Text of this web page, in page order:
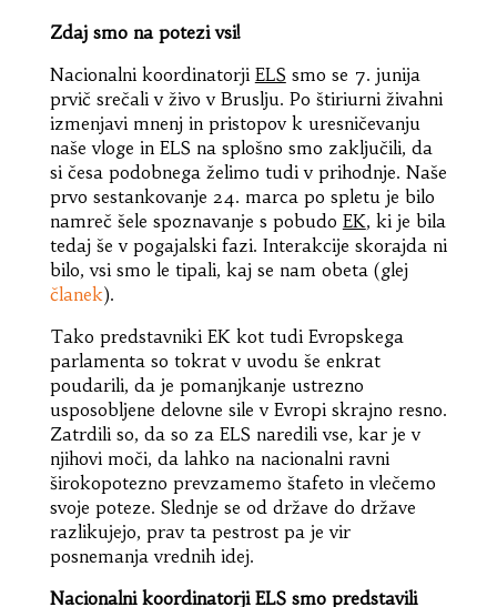
Zdaj smo na potezi vsi!
Nacionalni koordinatorji ELS smo se 7. junija
prvič srečali v živo v Bruslju. Po štiriurni živahni
izmenjavi mnenj in pristopov k uresničevanju
naše vloge in ELS na splošno smo zaključili, da
si česa podobnega želimo tudi v prihodnje. Naše
prvo sestankovanje 24. marca po spletu je bilo
namreč šele spoznavanje s pobudo EK, ki je bila
tedaj še v pogajalski fazi. Interakcije skorajda ni
bilo, vsi smo le tipali, kaj se nam obeta (glej
članek).
Tako predstavniki EK kot tudi Evropskega
parlamenta so tokrat v uvodu še enkrat
poudarili, da je pomanjkanje ustrezno
usposobljene delovne sile v Evropi skrajno resno.
Zatrdili so, da so za ELS naredili vse, kar je v
njihovi moči, da lahko na nacionalni ravni
širokopotezno prevzamemo štafeto in vlečemo
svoje poteze. Slednje se od države do države
razlikujejo, prav ta pestrost pa je vir
posnemanja vrednih idej.
Nacionalni koordinatorji ELS smo predstavili